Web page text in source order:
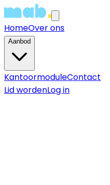
HomeOver ons
Aanbod
KantoormoduleContact
Lid wordenLog in